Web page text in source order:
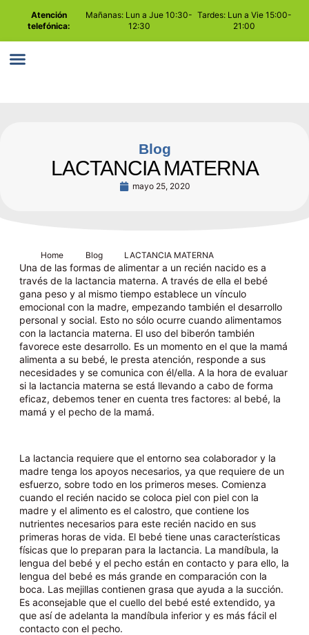
Atención
telefónica:
Mañanas: Lun a Jue 10:30-
12:30
Tardes: Lun a Vie 15:00-
21:00
Blog
LACTANCIA MATERNA
mayo 25, 2020
Home Blog LACTANCIA MATERNA
Una de las formas de alimentar a un recién nacido es a
través de la lactancia materna. A través de ella el bebé
gana peso y al mismo tiempo establece un vínculo
emocional con la madre, empezando también el desarrollo
personal y social. Esto no sólo ocurre cuando alimentamos
con la lactancia materna. El uso del biberón también
favorece este desarrollo. Es un momento en el que la mamá
alimenta a su bebé, le presta atención, responde a sus
necesidades y se comunica con él/ella. A la hora de evaluar
si la lactancia materna se está llevando a cabo de forma
eficaz, debemos tener en cuenta tres factores: al bebé, la
mamá y el pecho de la mamá.
La lactancia requiere que el entorno sea colaborador y la
madre tenga los apoyos necesarios, ya que requiere de un
esfuerzo, sobre todo en los primeros meses. Comienza
cuando el recién nacido se coloca piel con piel con la
madre y el alimento es el calostro, que contiene los
nutrientes necesarios para este recién nacido en sus
primeras horas de vida. El bebé tiene unas características
físicas que lo preparan para la lactancia. La mandíbula, la
lengua del bebé y el pecho están en contacto y para ello, la
lengua del bebé es más grande en comparación con la
boca. Las mejillas contienen grasa que ayuda a la succión.
Es aconsejable que el cuello del bebé esté extendido, ya
que así de adelanta la mandíbula inferior y es más fácil el
contacto con el pecho.